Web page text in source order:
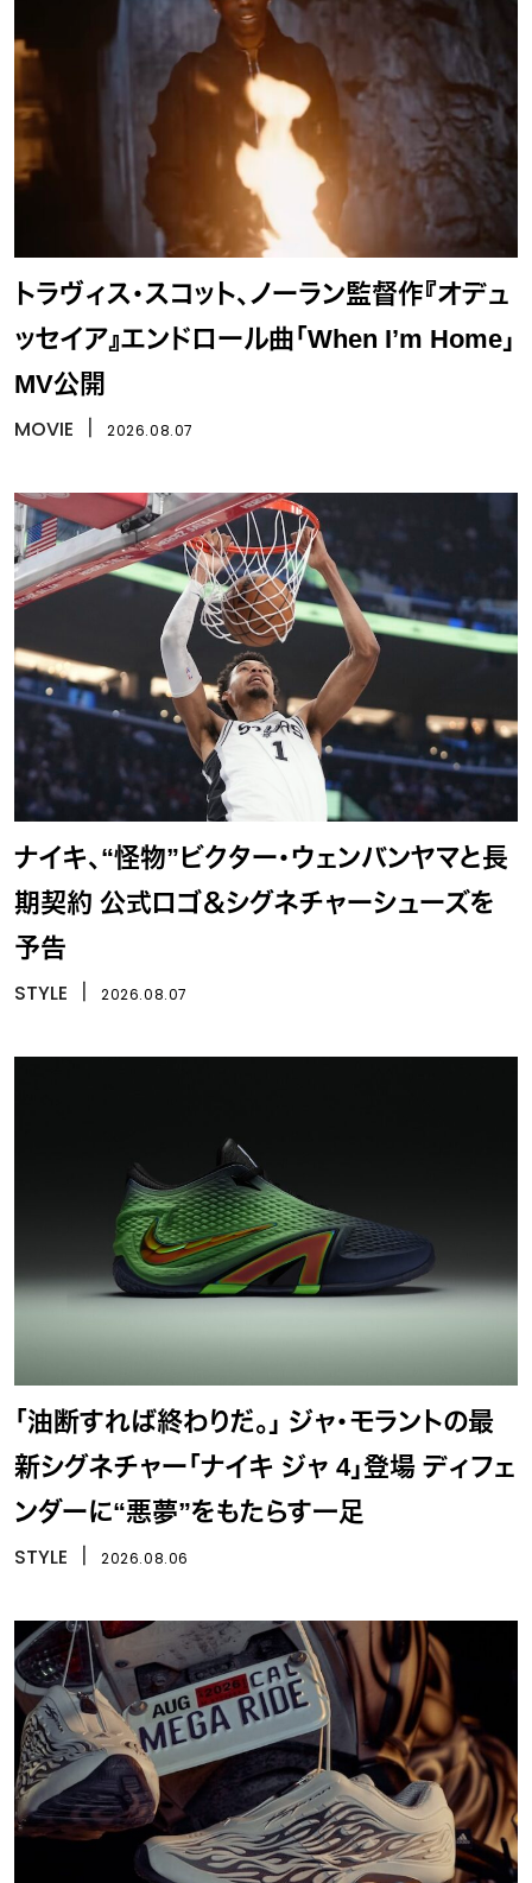
トラヴィス・スコット、ノーラン監督作『オデュ
ッセイア』エンドロール曲「When I’m Home」
MV公開
MOVIE 2026.08.07
ナイキ、“怪物”ビクター・ウェンバンヤマと長
期契約 公式ロゴ＆シグネチャーシューズを
予告
STYLE 2026.08.07
「油断すれば終わりだ。」 ジャ・モラントの最
新シグネチャー「ナイキ ジャ 4」登場 ディフェ
ンダーに“悪夢”をもたらす一足
STYLE 2026.08.06